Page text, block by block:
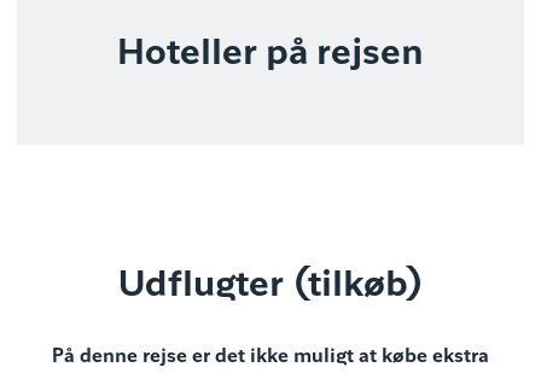
Hoteller på rejsen
Udflugter (tilkøb)
På denne rejse er det ikke muligt at købe ekstra